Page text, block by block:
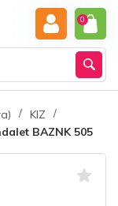
0
KIZ
BAZNK 505